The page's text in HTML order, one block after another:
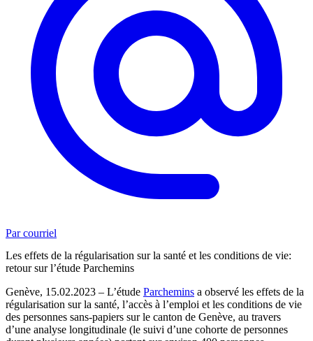
Par courriel
Les effets de la régularisation sur la santé et les conditions de vie:
retour sur l’étude Parchemins
Genève, 15.02.2023 – L’étude Parchemins a observé les effets de la
régularisation sur la santé, l’accès à l’emploi et les conditions de vie
des personnes sans-papiers sur le canton de Genève, au travers
d’une analyse longitudinale (le suivi d’une cohorte de personnes